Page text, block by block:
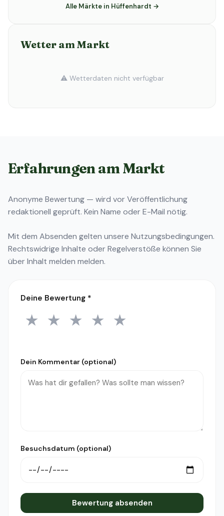
Alle Märkte in Hüffenhardt →
Wetter am Markt
⚠️ Wetterdaten nicht verfügbar
Erfahrungen am Markt
Anonyme Bewertung — wird vor Veröffentlichung
redaktionell geprüft. Kein Name oder E-Mail nötig.
Mit dem Absenden gelten unsere Nutzungsbedingungen.
Rechtswidrige Inhalte oder Regelverstöße können Sie
überInhalt melden melden.
Deine Bewertung *
1 Stern
★ 2 Sterne
★ 3 Sterne
★ 4 Sterne
★ 5 Sterne
★
Dein Kommentar (optional)
Besuchsdatum (optional)
Bewertung absenden